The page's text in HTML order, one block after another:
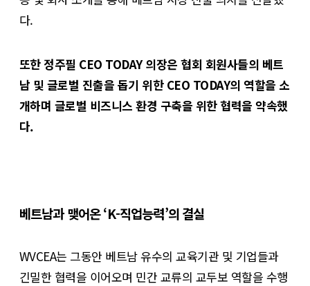
다.
또한 정주필 CEO TODAY 의장은 협회 회원사들의 베트
남 및 글로벌 진출을 돕기 위한 CEO TODAY의 역할을 소
개하며 글로벌 비즈니스 환경 구축을 위한 협력을 약속했
다.
베트남과 맺어온 ‘K-직업능력’의 결실
WVCEA는 그동안 베트남 유수의 교육기관 및 기업들과
긴밀한 협력을 이어오며 민간 교류의 교두보 역할을 수행